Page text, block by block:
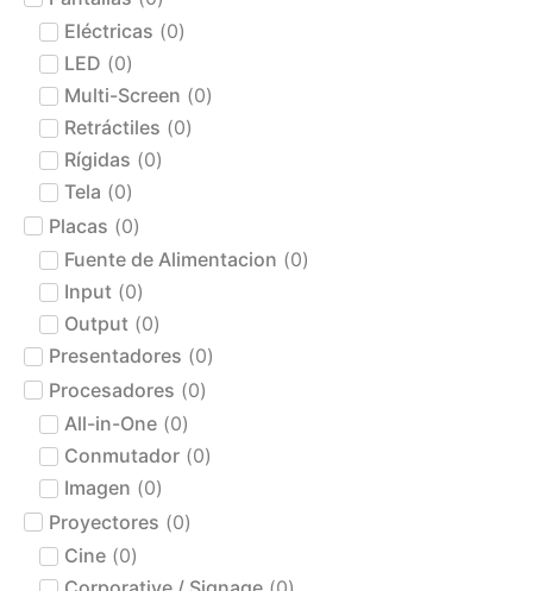
Eléctricas (0)
LED (0)
Multi-Screen (0)
Retráctiles (0)
Rígidas (0)
Tela (0)
Placas (0)
Fuente de Alimentacion (0)
Input (0)
Output (0)
Presentadores (0)
Procesadores (0)
All-in-One (0)
Conmutador (0)
Imagen (0)
Proyectores (0)
Cine (0)